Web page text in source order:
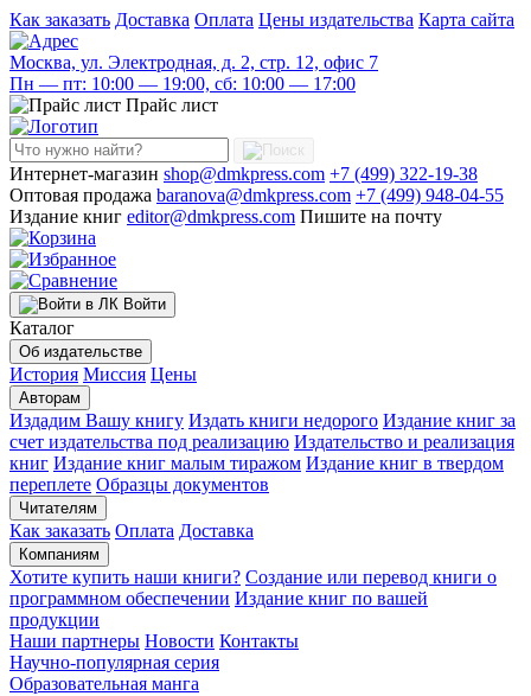
Как заказать Доставка Оплата Цены издательства Карта сайта
Москва, ул. Электродная, д. 2, стр. 12, офис 7
Пн — пт: 10:00 — 19:00, сб: 10:00 — 17:00
Прайс лист
Интернет-магазин shop@dmkpress.com +7 (499) 322-19-38
Оптовая продажа baranova@dmkpress.com +7 (499) 948-04-55
Издание книг editor@dmkpress.com Пишите на почту
Войти
Каталог
Об издательстве
История Миссия Цены
Авторам
Издадим Вашу книгу Издать книги недорого Издание книг за
счет издательства под реализацию Издательство и реализация
книг Издание книг малым тиражом Издание книг в твердом
переплете Образцы документов
Читателям
Как заказать Оплата Доставка
Компаниям
Хотите купить наши книги? Создание или перевод книги о
программном обеспечении Издание книг по вашей
продукции
Наши партнеры Новости Контакты
Научно-популярная серия
Образовательная манга